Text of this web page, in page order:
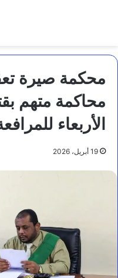
محكمة صيرة
محاكمة متهم
الأربعاء
19 أبريل، 2026